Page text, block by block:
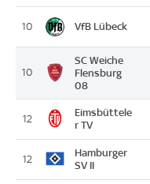
10 VfB Lübeck
10
SC Weiche
Flensburg
08
12
Eimsbüttele
r TV
12
Hamburger
SV II